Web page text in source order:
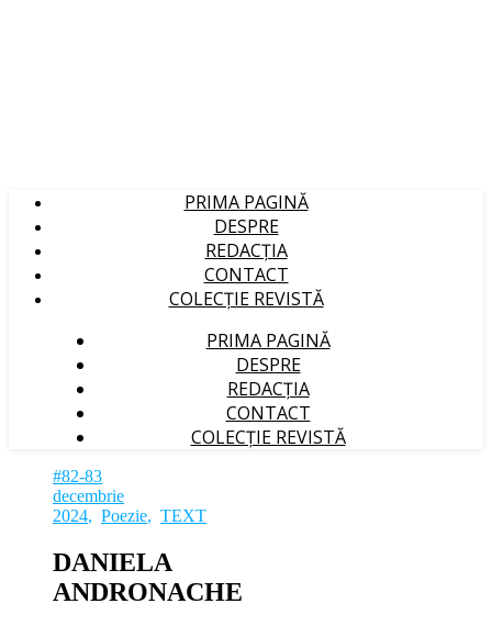
PRIMA PAGINĂ
DESPRE
REDACȚIA
CONTACT
COLECȚIE REVISTĂ
PRIMA PAGINĂ
DESPRE
REDACȚIA
CONTACT
COLECȚIE REVISTĂ
#82-83
decembrie
2024, Poezie, TEXT
DANIELA
ANDRONACHE